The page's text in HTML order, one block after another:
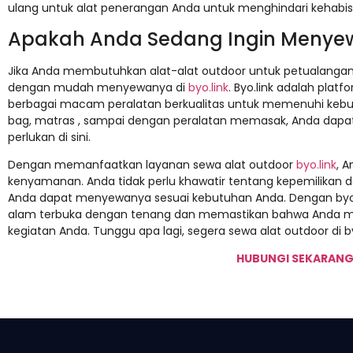
ulang untuk alat penerangan Anda untuk menghindari
Apakah Anda Sedang Ingin
Jika Anda membutuhkan alat-alat outdoor untuk
dengan mudah menyewanya di byo.link. Byo.link adalah
berbagai macam peralatan berkualitas untuk memenuhi
bag, matras , sampai dengan peralatan memasak, Anda
perlukan di sini.
Dengan memanfaatkan layanan sewa alat outdoor byo.link,
kenyamanan. Anda tidak perlu khawatir tentang
Anda dapat menyewanya sesuai kebutuhan Anda. Dengan
alam terbuka dengan tenang dan memastikan bahwa Anda
kegiatan Anda. Tunggu apa lagi, segera sewa alat outdoor di
HUBUNGI